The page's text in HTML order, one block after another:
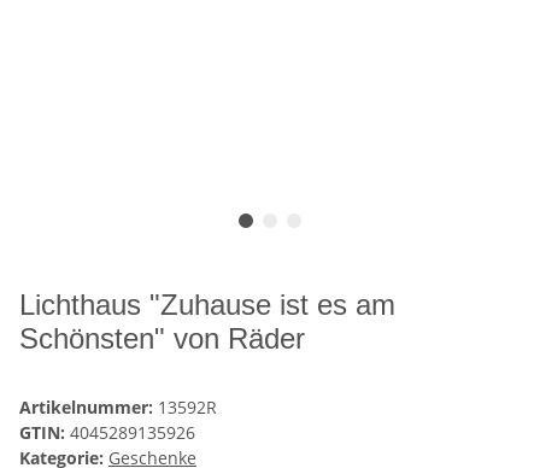
Lichthaus "Zuhause ist es am
Schönsten" von Räder
Artikelnummer: 13592R
GTIN: 4045289135926
Kategorie: Geschenke